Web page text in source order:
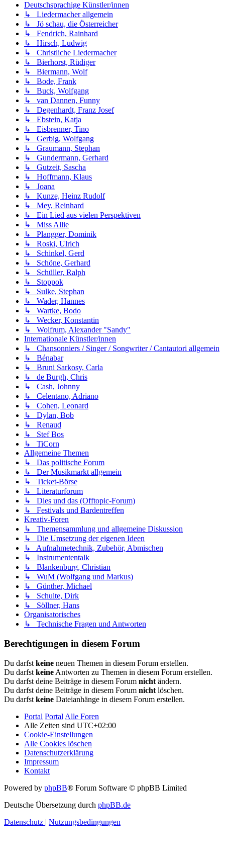
Deutschsprachige Künstler/innen
↳ Liedermacher allgemein
↳ Jö schau, die Österreicher
↳ Fendrich, Rainhard
↳ Hirsch, Ludwig
↳ Christliche Liedermacher
↳ Bierhorst, Rüdiger
↳ Biermann, Wolf
↳ Bode, Frank
↳ Buck, Wolfgang
↳ van Dannen, Funny
↳ Degenhardt, Franz Josef
↳ Ebstein, Katja
↳ Eisbrenner, Tino
↳ Gerbig, Wolfgang
↳ Graumann, Stephan
↳ Gundermann, Gerhard
↳ Gutzeit, Sascha
↳ Hoffmann, Klaus
↳ Joana
↳ Kunze, Heinz Rudolf
↳ Mey, Reinhard
↳ Ein Lied aus vielen Perspektiven
↳ Miss Allie
↳ Plangger, Dominik
↳ Roski, Ulrich
↳ Schinkel, Gerd
↳ Schöne, Gerhard
↳ Schüller, Ralph
↳ Stoppok
↳ Sulke, Stephan
↳ Wader, Hannes
↳ Wartke, Bodo
↳ Wecker, Konstantin
↳ Wolfrum, Alexander "Sandy"
Internationale Künstler/innen
↳ Chansonniers / Singer / Songwriter / Cantautori allgemein
↳ Bénabar
↳ Bruni Sarkosy, Carla
↳ de Burgh, Chris
↳ Cash, Johnny
↳ Celentano, Adriano
↳ Cohen, Leonard
↳ Dylan, Bob
↳ Renaud
↳ Stef Bos
↳ TiCorn
Allgemeine Themen
↳ Das politische Forum
↳ Der Musikmarkt allgemein
↳ Ticket-Börse
↳ Literaturforum
↳ Dies und das (Offtopic-Forum)
↳ Festivals und Bardentreffen
Kreativ-Foren
↳ Themensammlung und allgemeine Diskussion
↳ Die Umsetzung der eigenen Ideen
↳ Aufnahmetechnik, Zubehör, Abmischen
↳ Instrumententalk
↳ Blankenburg, Christian
↳ WuM (Wolfgang und Markus)
↳ Günther, Michael
↳ Schulte, Dirk
↳ Söllner, Hans
Organisatorisches
↳ Technische Fragen und Antworten
Berechtigungen in diesem Forum
Du darfst keine neuen Themen in diesem Forum erstellen.
Du darfst keine Antworten zu Themen in diesem Forum erstellen.
Du darfst deine Beiträge in diesem Forum nicht ändern.
Du darfst deine Beiträge in diesem Forum nicht löschen.
Du darfst keine Dateianhänge in diesem Forum erstellen.
Portal Portal Alle Foren
Alle Zeiten sind UTC+02:00
Cookie-Einstellungen
Alle Cookies löschen
Datenschutzerklärung
Impressum
Kontakt
Powered by phpBB® Forum Software © phpBB Limited
Deutsche Übersetzung durch phpBB.de
Datenschutz | Nutzungsbedingungen